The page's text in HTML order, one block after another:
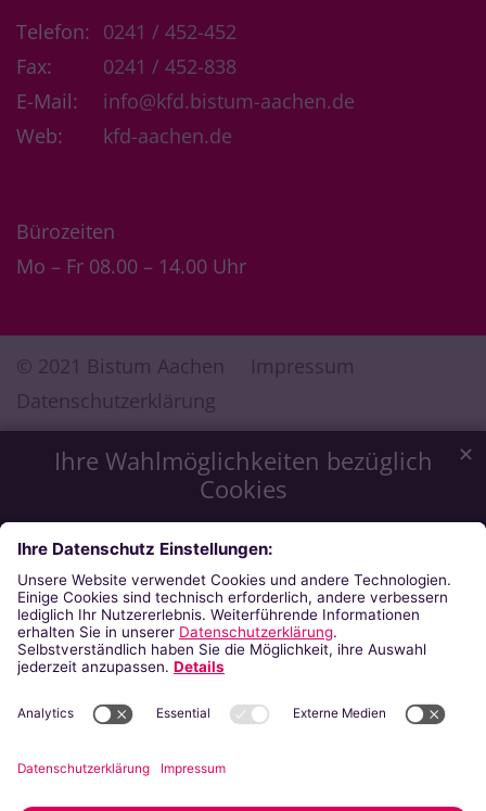
Ihre Wahlmöglichkeiten bezüglich
Cookies
Wir möchten Ihnen ein optimales Webseiten-Erlebnis zu
bieten. Dazu verwenden wir Cookies, die für das
Funktionieren unserer Website notwendig sind. Mit Ihrer
Zustimmung verwenden wir auch Cookies, die zur Anzeige
externer Inhalte oder zu anonymen Statistikzwecken genutzt
werden. Sie können selbst entscheiden, welche Kategorien
Sie zulassen möchten. Bitte beachten Sie, dass auf Basis Ihrer
Einstellungen womöglich nicht mehr alle Funktionalitäten der
in unsererDatenschutzerklärung .
✕
Datenschutzerklärung
Telefon: 0241 / 452-452
Fax:
0241 / 452-838
E-Mail:
info@kfd.bistum-aachen.de
Web:
kfd-aachen.de
Bürozeiten
Mo – Fr 08.00 – 14.00 Uhr
© 2021 Bistum Aachen
Impressum
Datenschutzerklärung